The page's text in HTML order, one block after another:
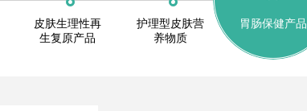
皮肤生理性再
生复原产品
护理型皮肤营
养物质
胃肠保健产品